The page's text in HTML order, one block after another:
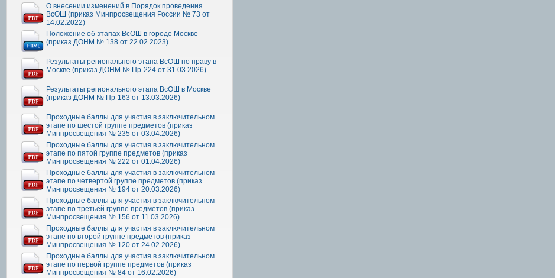
О внесении изменений в Порядок проведения
ВсОШ (приказ Минпросвещения России № 73 от
14.02.2022)
Положение об этапах ВсОШ в городе Москве
(приказ ДОНМ № 138 от 22.02.2023)
Результаты регионального этапа ВсОШ по праву в
Москве (приказ ДОНМ № Пр-224 от 31.03.2026)
Результаты регионального этапа ВсОШ в Москве
(приказ ДОНМ № Пр-163 от 13.03.2026)
Проходные баллы для участия в заключительном
этапе по шестой группе предметов (приказ
Минпросвещения № 235 от 03.04.2026)
Проходные баллы для участия в заключительном
этапе по пятой группе предметов (приказ
Минпросвещения № 222 от 01.04.2026)
Проходные баллы для участия в заключительном
этапе по четвертой группе предметов (приказ
Минпросвещения № 194 от 20.03.2026)
Проходные баллы для участия в заключительном
этапе по третьей группе предметов (приказ
Минпросвещения № 156 от 11.03.2026)
Проходные баллы для участия в заключительном
этапе по второй группе предметов (приказ
Минпросвещения № 120 от 24.02.2026)
Проходные баллы для участия в заключительном
этапе по первой группе предметов (приказ
Минпросвещения № 84 от 16.02.2026)